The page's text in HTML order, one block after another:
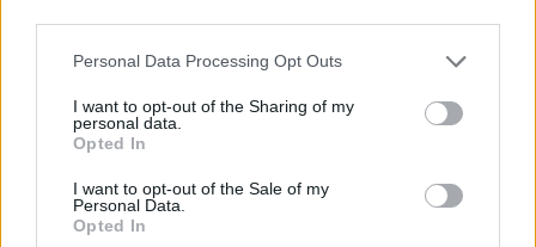
Personal Data Processing Opt Outs
I want to opt-out of the Sharing of my
personal data.
Opted In
I want to opt-out of the Sale of my
Personal Data.
Opted In
Τροχαίο στις Σέρρες: «Έχασα τη
γυναίκα και το παιδί μου, τα
έχασα όλα» ‑ Ο πόνος του
πατέρα
σκοτώθηκαν σε μετωπική σύγκρουση με
φορτηγό στην επαρχιακή οδό Αμφίπολης